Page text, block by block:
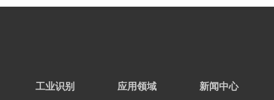
工业识别 应用领域 新闻中心